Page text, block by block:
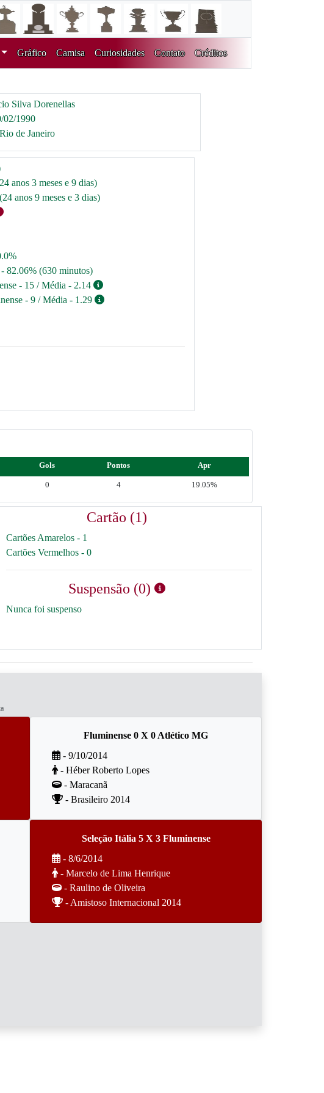
Gráfico Camisa Curiosidades Contato Créditos
Silva Dorenellas
02/1990
de Janeiro
anos 3 meses e 9 dias)
anos 9 meses e 3 dias)
82.06% (630 minutos)
- 15 / Média - 2.14
- 9 / Média - 1.29
Gols Pontos Apr
0 4 19.05%
Cartão (1)
Cartões Amarelos - 1
Cartões Vermelhos - 0
Suspensão (0)
Nunca foi suspenso
Fluminense 0 X 0 Atlético MG
- 9/10/2014
- Héber Roberto Lopes
- Maracanã
- Brasileiro 2014
Seleção Itália 5 X 3 Fluminense
- 8/6/2014
- Marcelo de Lima Henrique
- Raulino de Oliveira
- Amistoso Internacional 2014